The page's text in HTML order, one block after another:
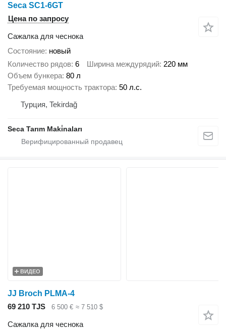
Seca SC1-6GT
Цена по запросу
Сажалка для чеснока
Состояние новый
Количество рядов 6 Ширина междурядий 220 мм
Объем бункера 80 л
Требуемая мощность трактора 50 л.с.
Турция, Tekirdağ
Seca Tarım Maki̇naları
ВИДЕО
JJ Broch PLMA-4
69 210 TJS
6 500 € ≈ 7 510 $
Сажалка для чеснока